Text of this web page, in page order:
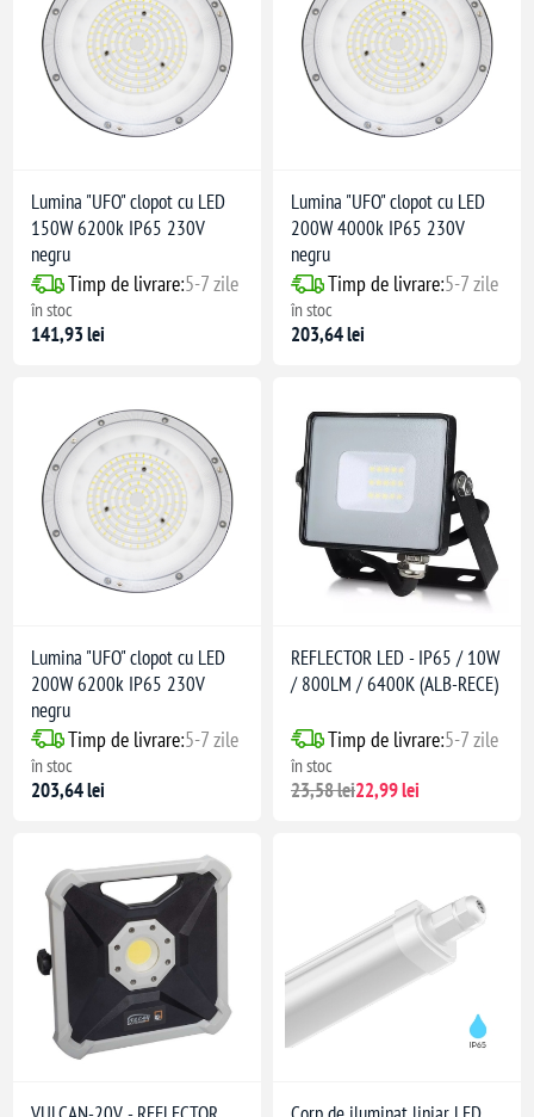
Lumina "UFO" clopot cu LED
150W 6200k IP65 230V
negru
Timp de livrare:5-7 zile
în stoc
141,93 lei
Lumina "UFO" clopot cu LED
200W 4000k IP65 230V
negru
Timp de livrare:5-7 zile
în stoc
203,64 lei
Lumina "UFO" clopot cu LED
200W 6200k IP65 230V
negru
Timp de livrare:5-7 zile
în stoc
203,64 lei
REFLECTOR LED - IP65 / 10W
/ 800LM / 6400K (ALB-RECE)
Timp de livrare:5-7 zile
în stoc
23,58 lei22,99 lei